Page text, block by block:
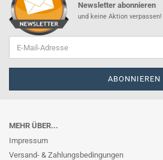
Newsletter abonnieren
und keine Aktion verpassen!
MEHR ÜBER...
Impressum
Versand- & Zahlungsbedingungen